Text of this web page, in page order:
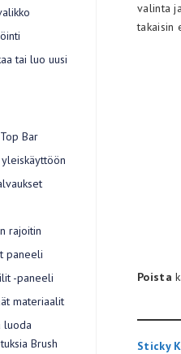
tai luo uusi
Bar
rajoitin
paneeli
-paneeli
materiaalit
luoda
Brush
valinta
takaisin
Poista
Sticky